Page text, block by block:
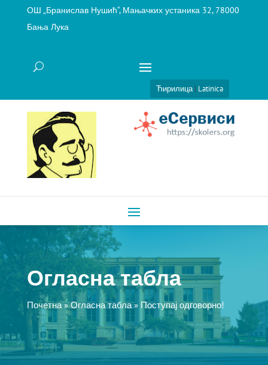
ОШ „Бранислав Нушић“, Мањачких устаника 32, 78000
Бања Лука
Ћирилица| Latinica
Огласна табла
Почетна»Огласна табла» Поступај одговорно!